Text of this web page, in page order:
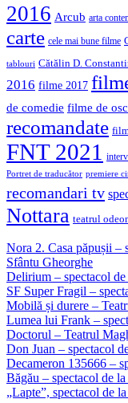
2016 Arcub arta
carte cele mai bune filme
tablouri Cătălin D.
2016 filme 2017
de comedie filme de
recomandate
FNT 2021
Portret de traducător premiere
recomandari tv
Nottara teatrul
Nora 2. Casa păpușii –
Sfântu Gheorghe
Delirium – spectacol
SF Super Fragil –
Mobilă și durere –
Lumea lui Frank –
Doctorul – Teatrul
Don Juan – spectacol
Decameron 135666 –
Băgău – spectacol de
„Lapte”, spectacol de